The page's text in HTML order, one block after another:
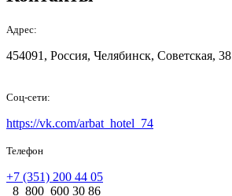
Адрес:
454091, Россия, Челябинск, Советская, 38
Соц-сети:
https://vk.com/arbat_hotel_74
Телефон
+7 (351) 200 44 05
8 800 600 30 86